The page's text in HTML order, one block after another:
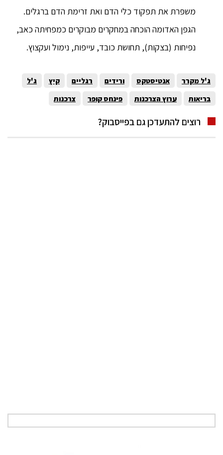
משפרת את תפקוד כלי הדם ואת זרימת הדם ברגלים.
הגפן האדומה הוכחה במחקרים מבוקרים כמפחיתה כאב,
נפיחות (בצקות), תחושת כובד, עייפות, נימול ועקצוץ.
ג'ל מקרר אנטיסטקס ורידים רגליים קיץ
ג'ל
בריאות
ערוץ הצרכנות פינחס קופר צרכנות
רוצים להתעדכן גם בפייסבוק?